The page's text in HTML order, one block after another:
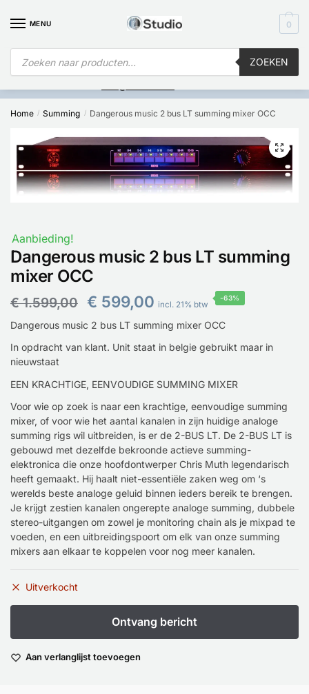
MENU
ZOEKEN
0
uw computer al over op Windows 11? Heeft u vragen stuur een
Home / Summing / Dangerous music 2 bus LT summing mixer OCC
🔍
Aanbieding!
Dangerous music 2 bus LT summing
mixer OCC
€1.599,00 € 599,00 incl. 21% btw
-63%
Dangerous music 2 bus LT summing mixer OCC
In opdracht van klant. Unit staat in belgie gebruikt maar in
nieuwstaat
EEN KRACHTIGE, EENVOUDIGE SUMMING MIXER
Voor wie op zoek is naar een krachtige, eenvoudige summing
mixer, of voor wie het aantal kanalen in zijn huidige analoge
summing rigs wil uitbreiden, is er de 2-BUS LT. De 2-BUS LT is
gebouwd met dezelfde bekroonde actieve summing-
elektronica die onze hoofdontwerper Chris Muth legendarisch
heeft gemaakt. Hij haalt niet-essentiële zaken weg om ‘s
werelds beste analoge geluid binnen ieders bereik te brengen.
Je krijgt zestien kanalen ongerepte analoge summing, dubbele
stereo-uitgangen om zowel je monitoring chain als je mixpad te
voeden, en een uitbreidingspoort om elk van onze summing
mixers aan elkaar te koppelen voor nog meer kanalen.
Uitverkocht
Aan verlanglijst toevoegen